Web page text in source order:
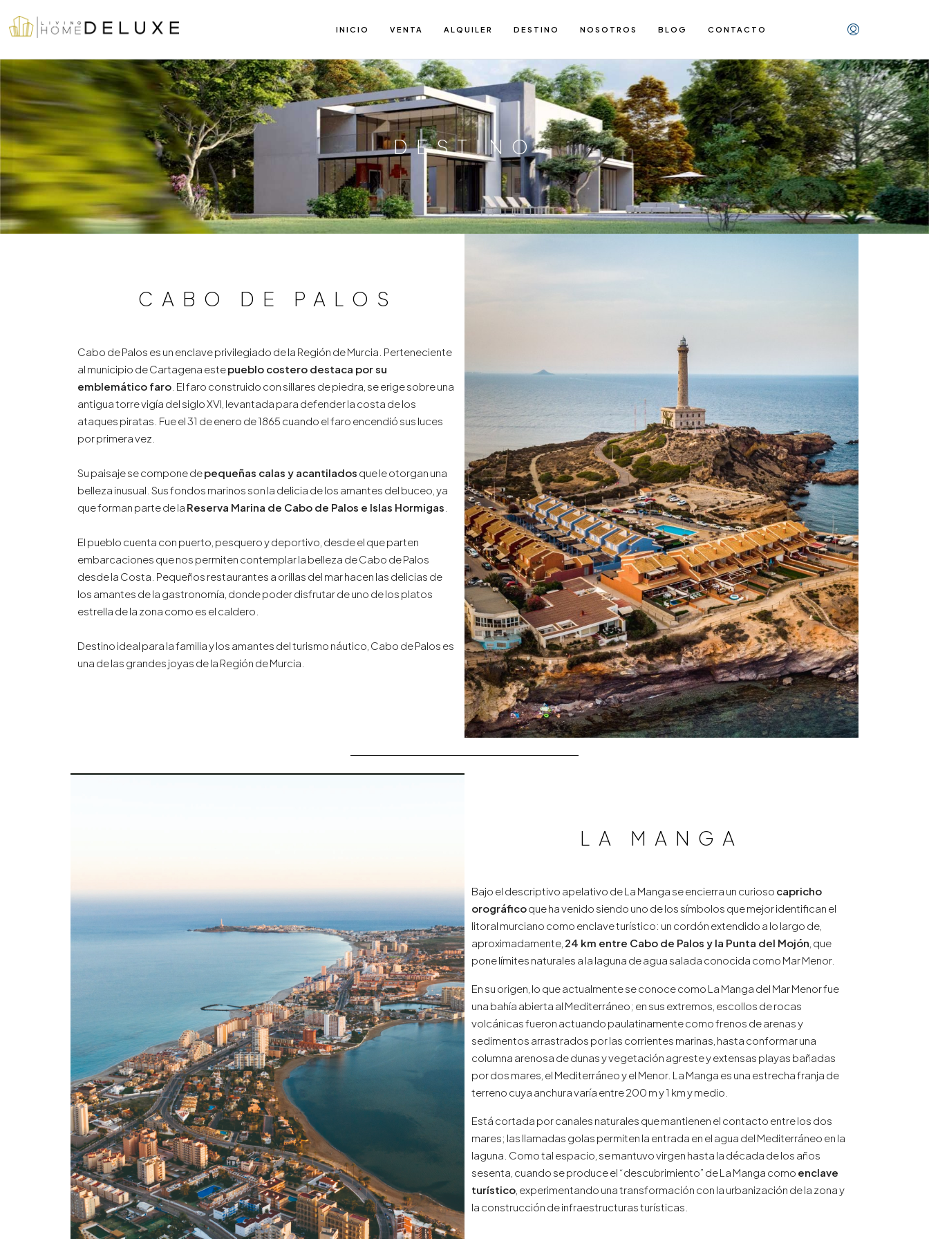
INICIO VENTA ALQUILER DESTINO NOSOTROS BLOG CONTACTO
DESTINO
CABO DE PALOS
Cabo de Palos es un enclave privilegiado de la Región de Murcia. Perteneciente
al municipio de Cartagena estepueblo costero destaca por su
emblemático faro . El faro construido con sillares de piedra, se erige sobre una
antigua torre vigía del siglo XVI, levantada para defender la costa de los
ataques piratas. Fue el 31 de enero de 1865 cuando el faro encendió sus luces
por primera vez.
Su paisaje se compone depequeñas calas y acantilados que le otorgan una
belleza inusual. Sus fondos marinos son la delicia de los amantes del buceo, ya
que forman parte de la Reserva Marina de Cabo de Palos e Islas Hormigas
El pueblo cuenta con puerto, pesquero y deportivo, desde el que parten
embarcaciones que nos permiten contemplar la belleza de Cabo de Palos
desde la Costa. Pequeños restaurantes a orillas del mar hacen las delicias de
los amantes de la gastronomía, donde poder disfrutar de uno de los platos
estrella de la zona como es el caldero.
Destino ideal para la familia y los amantes del turismo náutico, Cabo de Palos es
una de las grandes joyas de la Región de Murcia.
LA MANGA
Bajo el descriptivo apelativo de La Manga se encierra un curioso capricho
orográficoque ha venido siendo uno de los símbolos que mejor identifican el
litoral murciano como enclave turístico: un cordón extendido a lo largo de,
aproximadamente, 24 km entre Cabo de Palos y la Punta del Mojón , que
pone límites naturales a la laguna de agua salada conocida como Mar Menor.
En su origen, lo que actualmente se conoce como La Manga del Mar Menor fue
una bahía abierta al Mediterráneo; en sus extremos, escollos de rocas
volcánicas fueron actuando paulatinamente como frenos de arenas y
sedimentos arrastrados por las corrientes marinas, hasta conformar una
columna arenosa de dunas y vegetación agreste y extensas playas bañadas
por dos mares, el Mediterráneo y el Menor. La Manga es una estrecha franja de
terreno cuya anchura varía entre 200 m y 1 km y medio.
Está cortada por canales naturales que mantienen el contacto entre los dos
mares; las llamadas golas permiten la entrada en el agua del Mediterráneo en la
laguna. Como tal espacio, se mantuvo virgen hasta la década de los años
sesenta, cuando se produce el “descubrimiento” de La Manga como enclave
turístico , experimentando una transformación con la urbanización de la zona y
la construcción de infraestructuras turísticas.